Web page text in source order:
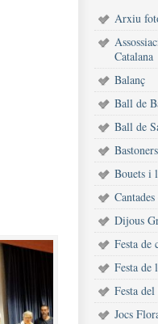
Arxiu
Catalana
Balanç
Ball de
Ball de
Bouets i
Dijous
Festa de
Festa de
Festa
Jocs